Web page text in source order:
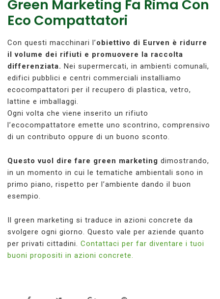
Green Marketing Fa Rima Con
Eco Compattatori
Con questi macchinari l’obiettivo di Eurven è ridurre
il volume dei rifiuti e promuovere la raccolta
differenziata. Nei supermercati, in ambienti comunali,
edifici pubblici e centri commerciali installiamo
ecocompattatori per il recupero di plastica, vetro,
lattine e imballaggi.
Ogni volta che viene inserito un rifiuto
l’ecocompattatore emette uno scontrino, comprensivo
di un contributo oppure di un buono sconto.
Questo vuol dire fare green marketing dimostrando,
in un momento in cui le tematiche ambientali sono in
primo piano, rispetto per l’ambiente dando il buon
esempio.
Il green marketing si traduce in azioni concrete da
svolgere ogni giorno. Questo vale per aziende quanto
per privati cittadini. Contattaci per far diventare i tuoi
buoni propositi in azioni concrete.